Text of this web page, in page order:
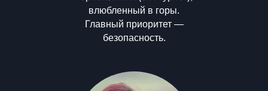
влюбленный в горы.
Главный приоритет —
безопасность.